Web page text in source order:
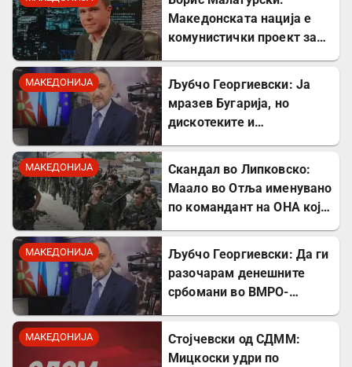
Македонската нација е
комунистички проект за
МАКЕДОНИЈА
Љубчо Георгиевски: Ја
мразев Бугарија, но
дискотеките и
сликата
МАКЕДОНИЈА
Скандал во Липковско:
Маало во Отља именувано
по командант на ОНА кој
МАКЕДОНИЈА
Љубчо Георгиевски: Да ги
разочарам денешните
србомани во ВМРО-
Драган Богдановски беа
против Србославија
МАКЕДОНИЈА
Стојчевски од СДММ:
Мицкоски удри по